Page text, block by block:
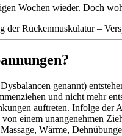
Wochen wieder. Doch
der Rückenmuskulatur –
genannt)
und nicht mehr
auftreten. Infolge der
einem unangenehmen
Wärme,